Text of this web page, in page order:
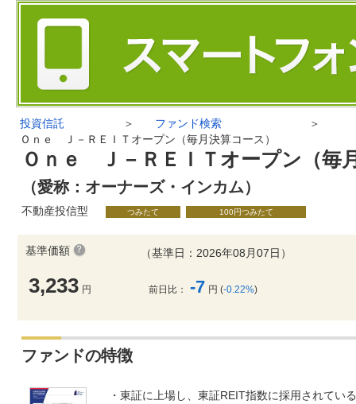
投資信託 ＞ ファンド検索
＞
Ｏｎｅ Ｊ－ＲＥＩＴオープン（毎月決算コース）
Ｏｎｅ Ｊ－ＲＥＩＴオープン（毎
（愛称：オーナーズ・インカム）
不動産投信型 つみたて 100円つみたて
基準価額
3,233 円
（基準日：2026年08月07日）
前日比： -7 円 (-0.22%)
ファンドの特徴
・東証に上場し、東証REIT指数に採用されてい